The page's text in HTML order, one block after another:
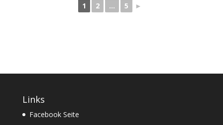
1 2 ... 5 ►
Links
Facebook Seite